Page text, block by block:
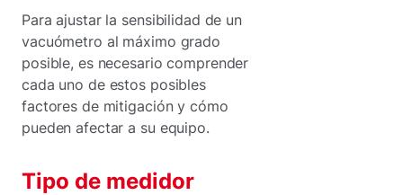
Para ajustar la sensibilidad de un
vacuómetro al máximo grado
posible, es necesario comprender
cada uno de estos posibles
factores de mitigación y cómo
pueden afectar a su equipo.
Tipo de medidor